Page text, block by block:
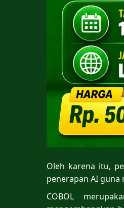
Oleh karena itu,
penerapan AI
COBOL